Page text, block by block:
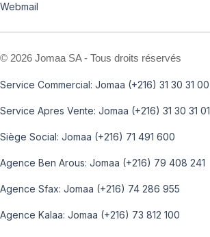
Webmail
© 2026 Jomaa SA - Tous droits réservés
Service Commercial: Jomaa (+216) 31 30 31 00
Service Apres Vente: Jomaa (+216) 31 30 31 01
Siège Social: Jomaa (+216) 71 491 600
Agence Ben Arous: Jomaa (+216) 79 408 241
Agence Sfax: Jomaa (+216) 74 286 955
Agence Kalaa: Jomaa (+216) 73 812 100